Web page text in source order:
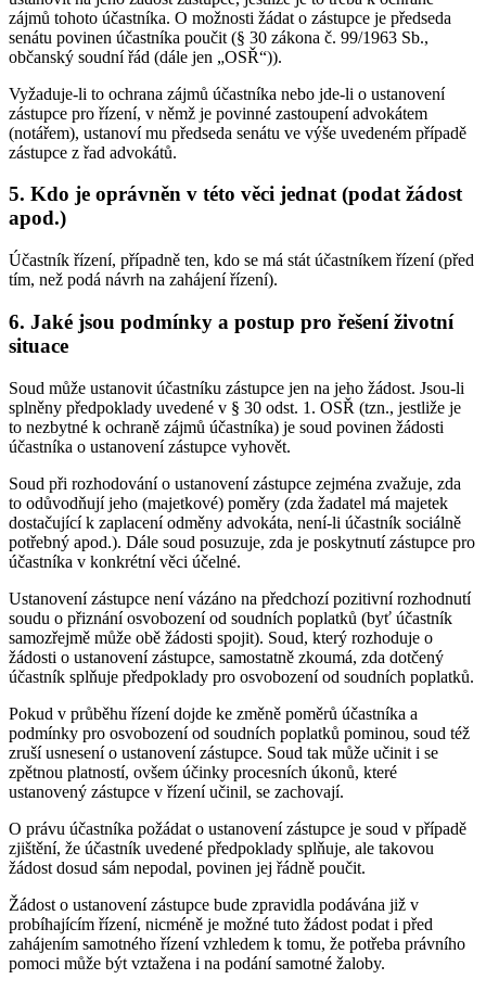
zájmů tohoto účastníka. O možnosti žádat o zástupce je předseda
senátu povinen účastníka poučit (§ 30 zákona č. 99/1963 Sb.,
občanský soudní řád (dále jen „OSŘ“)).
Vyžaduje-li to ochrana zájmů účastníka nebo jde-li o ustanovení
zástupce pro řízení, v němž je povinné zastoupení advokátem
(notářem), ustanoví mu předseda senátu ve výše uvedeném případě
zástupce z řad advokátů.
5. Kdo je oprávněn v této věci jednat (podat žádost
apod.)
Účastník řízení, případně ten, kdo se má stát účastníkem řízení (před
tím, než podá návrh na zahájení řízení).
6. Jaké jsou podmínky a postup pro řešení životní
situace
Soud může ustanovit účastníku zástupce jen na jeho žádost. Jsou-li
splněny předpoklady uvedené v § 30 odst. 1. OSŘ (tzn., jestliže je
to nezbytné k ochraně zájmů účastníka) je soud povinen žádosti
účastníka o ustanovení zástupce vyhovět.
Soud při rozhodování o ustanovení zástupce zejména zvažuje, zda
to odůvodňují jeho (majetkové) poměry (zda žadatel má majetek
dostačující k zaplacení odměny advokáta, není-li účastník sociálně
potřebný apod.). Dále soud posuzuje, zda je poskytnutí zástupce pro
účastníka v konkrétní věci účelné.
Ustanovení zástupce není vázáno na předchozí pozitivní rozhodnutí
soudu o přiznání osvobození od soudních poplatků (byť účastník
samozřejmě může obě žádosti spojit). Soud, který rozhoduje o
žádosti o ustanovení zástupce, samostatně zkoumá, zda dotčený
účastník splňuje předpoklady pro osvobození od soudních poplatků.
Pokud v průběhu řízení dojde ke změně poměrů účastníka a
podmínky pro osvobození od soudních poplatků pominou, soud též
zruší usnesení o ustanovení zástupce. Soud tak může učinit i se
zpětnou platností, ovšem účinky procesních úkonů, které
ustanovený zástupce v řízení učinil, se zachovají.
O právu účastníka požádat o ustanovení zástupce je soud v případě
zjištění, že účastník uvedené předpoklady splňuje, ale takovou
žádost dosud sám nepodal, povinen jej řádně poučit.
Žádost o ustanovení zástupce bude zpravidla podávána již v
probíhajícím řízení, nicméně je možné tuto žádost podat i před
zahájením samotného řízení vzhledem k tomu, že potřeba právního
pomoci může být vztažena i na podání samotné žaloby.